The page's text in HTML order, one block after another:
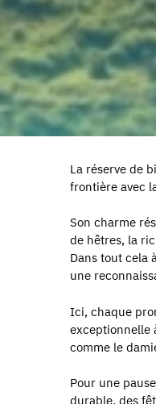
La réserve de
frontière avec
Son charme
de hêtres, la
Dans tout cela
une
Ici, chaque
exceptionnelle
comme le
Pour une
durable, des